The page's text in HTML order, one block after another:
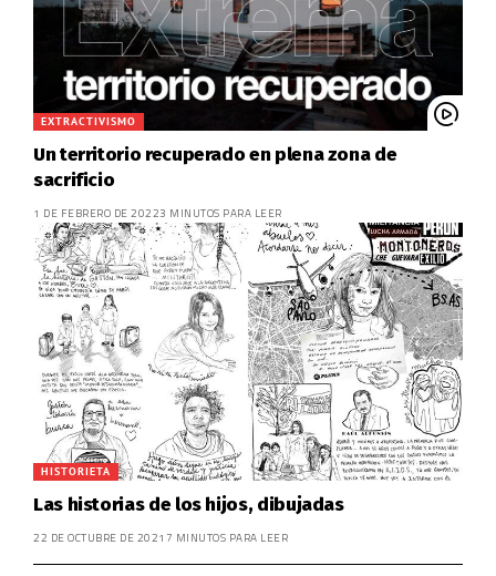
EXTRACTIVISMO
Un territorio recuperado en plena zona de
sacrificio
1 DE FEBRERO DE 20223 MINUTOS PARA LEER
HISTORIETA
Las historias de los hijos, dibujadas
22 DE OCTUBRE DE 2021 7 MINUTOS PARA LEER